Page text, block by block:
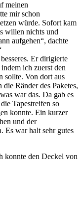
meinen
mir schon
würde. Sofort kam
willen nichts und
aufgehen“, dachte
Er dirigierte
ich zuerst den
sollte. Von dort aus
Ränder des Paketes,
war das. Da gab es
Tapestreifen so
konnte. Ein kurzer
und der
Es war halt sehr gutes
konnte den Deckel von